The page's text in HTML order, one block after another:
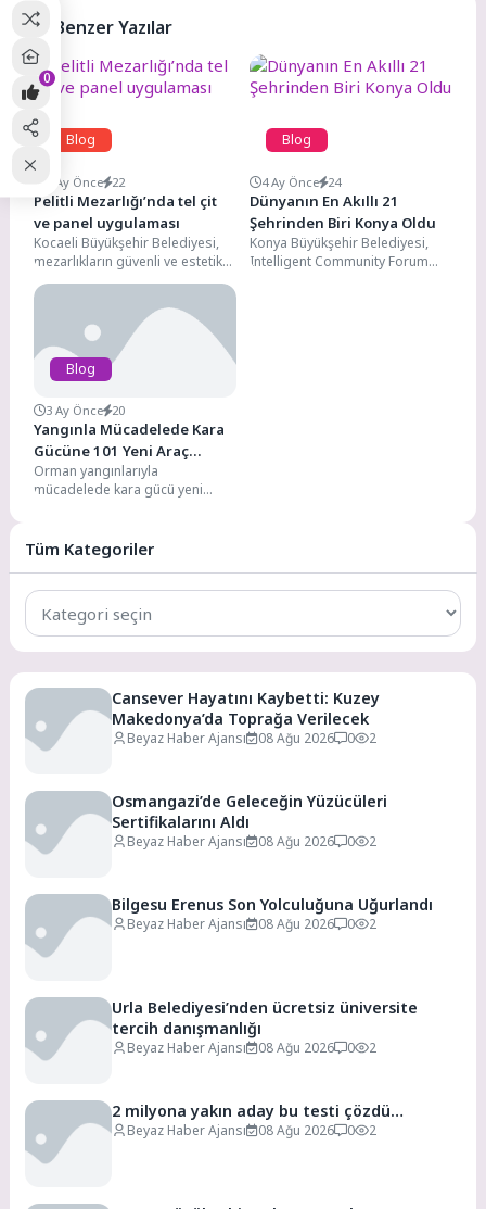
Benzer Yazılar
Blog
4 Ay Önce 22
Pelitli Mezarlığı’nda tel çit
ve panel uygulaması
Kocaeli Büyükşehir Belediyesi,
mezarlıkların güvenli ve estetik
bir görünüme kavuşması
amacıyla yürüttüğü çevre
düzenleme çalışmalarını...
Blog
4 Ay Önce 24
Dünyanın En Akıllı 21
Şehrinden Biri Konya Oldu
Konya Büyükşehir Belediyesi,
Intelligent Community Forum
Blog
3 Ay Önce 20
Yangınla Mücadelede Kara
Gücüne 101 Yeni Araç
Eklendi
Orman yangınlarıyla
mücadelede kara gücü yeni
Müdürlüğü...
Tüm Kategoriler
Tüm
Kategoriler
Cansever Hayatını Kaybetti: Kuzey
Makedonya’da Toprağa Verilecek
Beyaz Haber Ajansı 08 Ağu 2026 0 2
Osmangazi’de Geleceğin Yüzücüleri
Sertifikalarını Aldı
Beyaz Haber Ajansı 08 Ağu 2026 0 2
Bilgesu Erenus Son Yolculuğuna Uğurlandı
Beyaz Haber Ajansı 08 Ağu 2026 0 2
Urla Belediyesi’nden ücretsiz üniversite
tercih danışmanlığı
Beyaz Haber Ajansı 08 Ağu 2026 0 2
2 milyona yakın aday bu testi çözdü…
Beyaz Haber Ajansı 08 Ağu 2026 0 2
0